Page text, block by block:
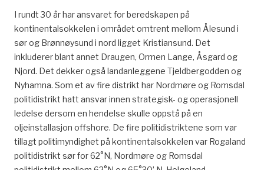
Ekteskap I Kristiansund 1742-1801, Nr 13, VII, 189: 30–
31.
^ Hoff, R. (1996). «Avlet I Synd Og Ondskap»: En Sosial-
Og Rettshistorisk Undersøkelse Av Fødsler Utenfor
Ekteskap I Kristiansund 1742-1801, Nr 13, VII, 189: 31.
^ Johnsen, A., Aass, E., & Kristiansunds historienemnd.
(1951).Kristiansunds historie: 2: Fra lokal til nasjonal
frigjøring: 1742-1814(Vol. 2). Kristiansund: I kommisjon
hos Barmans bokhandel.: 37
«Avlet I Synd Og Ondskap»: En Sosial-
I rundt 30 år har ansvaret for beredskapen på
kontinentalsokkelen i området omtrent mellom Ålesund i
sør og Brønnøysund i nord ligget Kristiansund. Det
inkluderer blant annet Draugen, Ormen Lange, Åsgard og
Njord. Det dekker også landanleggene Tjeldbergodden og
Nyhamna. Som et av fire distrikt har Nordmøre og Romsdal
politidistrikt hatt ansvar innen strategisk- og operasjonell
ledelse dersom en hendelse skulle oppstå på en
oljeinstallasjon offshore. De fire politidistriktene som var
tillagt politimyndighet på kontinentalsokkelen var Rogaland
politidistrikt sør for 62°N, Nordmøre og Romsdal